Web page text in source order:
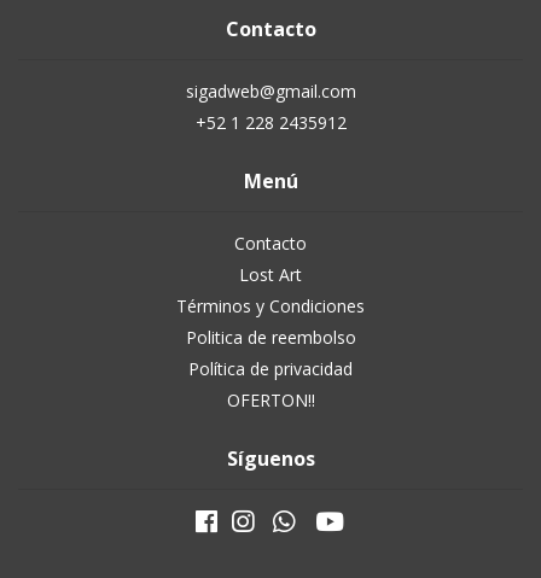
Contacto
sigadweb@gmail.com
+52 1 228 2435912
Menú
Contacto
Lost Art
Términos y Condiciones
Politica de reembolso
Política de privacidad
OFERTON!!
Síguenos